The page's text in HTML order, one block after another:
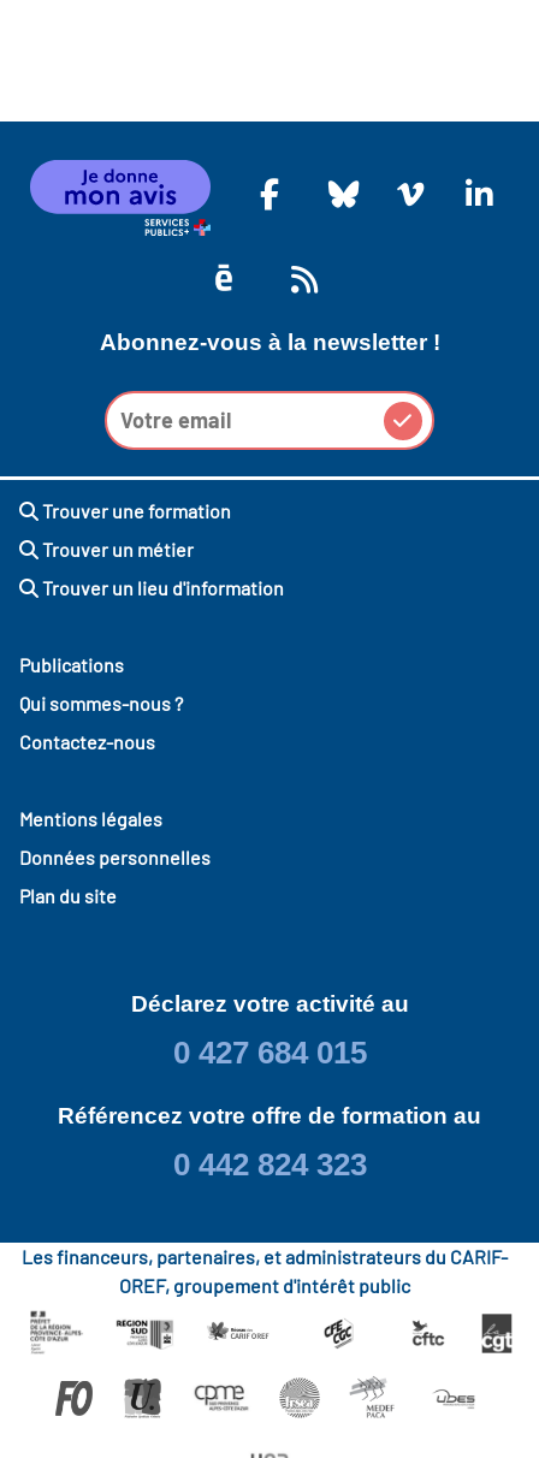
Abonnez-vous à la newsletter !
Trouver une formation
Trouver un métier
Trouver un lieu d'information
Publications
Qui sommes-nous ?
Contactez-nous
Mentions légales
Données personnelles
Plan du site
Déclarez votre activité au
0 427 684 015
Référencez votre offre de formation au
0 442 824 323
Les financeurs, partenaires, et administrateurs du CARIF-
OREF, groupement d'intérêt public